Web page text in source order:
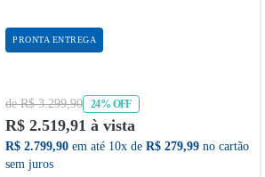
PRONTA ENTREGA
de R$ 3.299,90 24% OFF
R$ 2.519,91 à vista
R$ 2.799,90 em até 10x de R$ 279,99 no cartão
sem juros